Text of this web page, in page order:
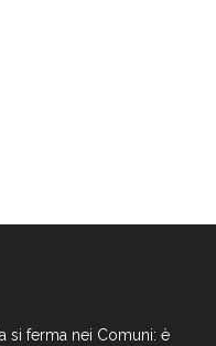
si ferma nei Comuni: è